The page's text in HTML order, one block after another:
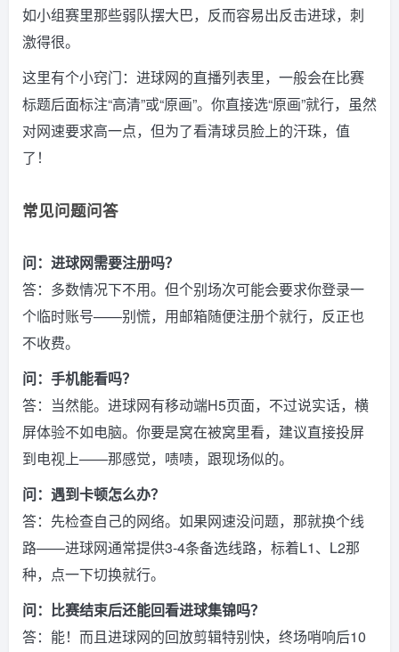
如小组赛里那些弱队摆大巴，反而容易出反击进球，刺
激得很。
这里有个小窍门：进球网的直播列表里，一般会在比赛
标题后面标注“高清”或“原画”。你直接选“原画”就行，虽然
对网速要求高一点，但为了看清球员脸上的汗珠，值
了！
常见问题问答
问：进球网需要注册吗？
答：多数情况下不用。但个别场次可能会要求你登录一
个临时账号——别慌，用邮箱随便注册个就行，反正也
不收费。
问：手机能看吗？
答：当然能。进球网有移动端H5页面，不过说实话，横
屏体验不如电脑。你要是窝在被窝里看，建议直接投屏
到电视上——那感觉，啧啧，跟现场似的。
问：遇到卡顿怎么办？
答：先检查自己的网络。如果网速没问题，那就换个线
路——进球网通常提供3-4条备选线路，标着L1、L2那
种，点一下切换就行。
问：比赛结束后还能回看进球集锦吗？
答：能！而且进球网的回放剪辑特别快，终场哨响后10